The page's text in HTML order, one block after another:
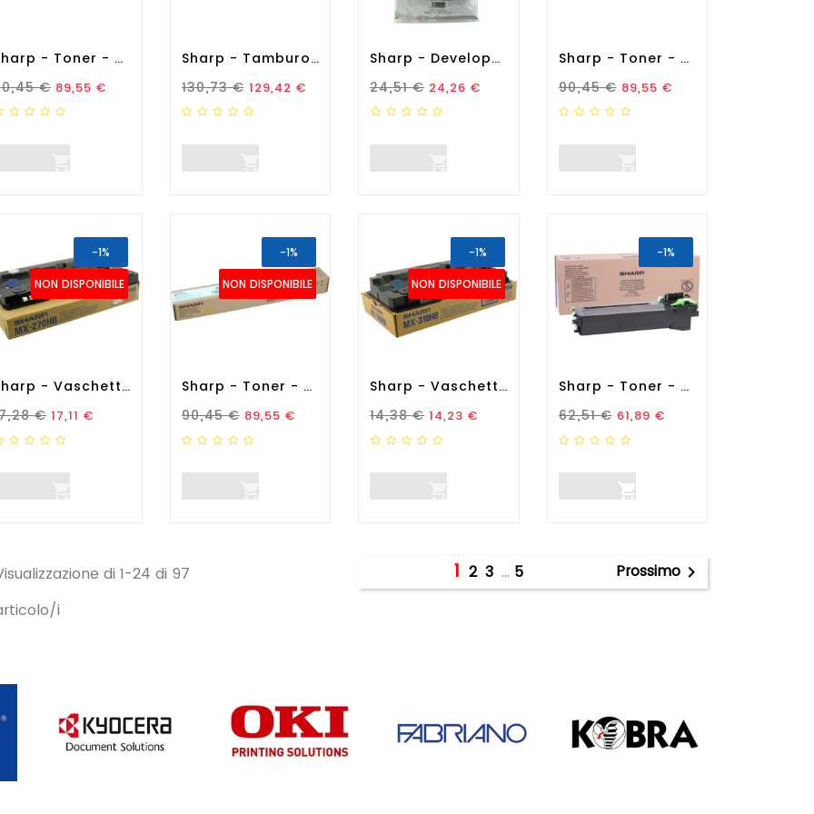
Sharp - Toner - Ciano -...
Standard
€ Prezzo
89,55 €
Sharp - Tamburo - C/M/Y/K -...
Prezzo Standard
130,73 € Prezzo
129,42 €
Sharp - Developer - Nero -...
Prezzo Standard
24,51 € Prezzo
24,26 €
Sharp - Toner - Magenta -...
Prezzo Standard
90,45 € Prezzo
89,55 €
NON DISPONIBILE
-1%
Sharp - Vaschetta Recupero...
Standard
€ Prezzo
17,11 €
NON DISPONIBILE
-1%
Sharp - Toner - Giallo -...
Prezzo Standard
90,45 € Prezzo
89,55 €
NON DISPONIBILE
-1%
Sharp - Vaschetta Recupero...
Prezzo Standard
14,38 € Prezzo
14,23 €
-1%
Sharp - Toner - Nero -...
Prezzo Standard
62,51 € Prezzo
61,89 €

di 1-24 di 97
i
123 … 5 Prossimo